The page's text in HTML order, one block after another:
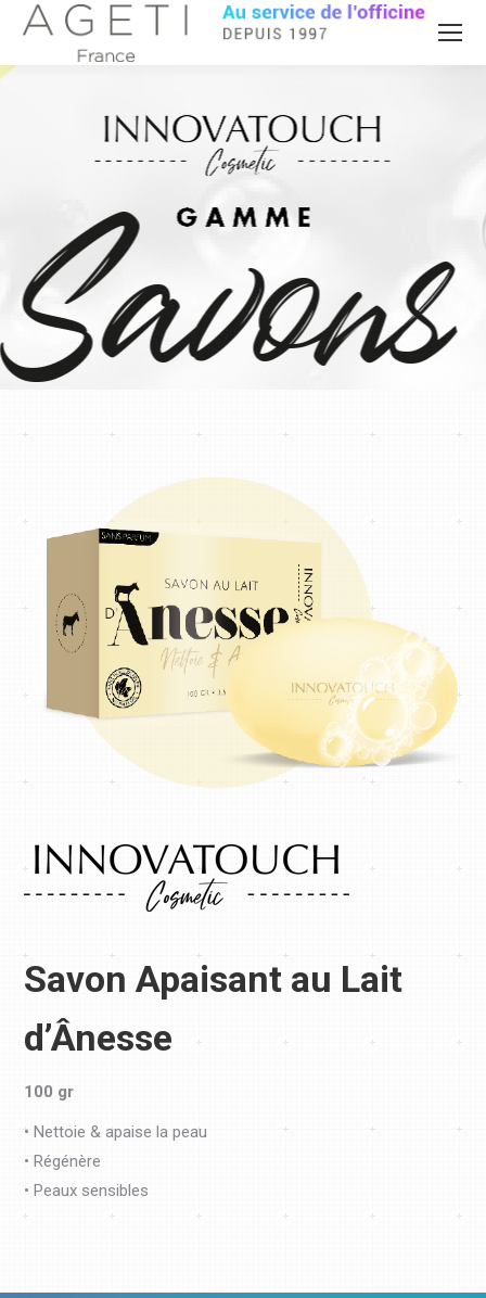
Savon Apaisant au Lait
d’Ânesse
100 gr
• Nettoie & apaise la peau
• Régénère
• Peaux sensibles